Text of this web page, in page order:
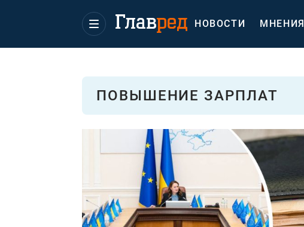
НОВОСТИ МНЕНИЯ
ПОВЫШЕНИЕ ЗАРПЛАТ